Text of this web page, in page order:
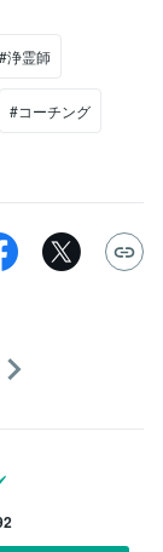
#浄霊師
#コーチング